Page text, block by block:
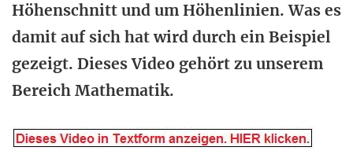
Höhenschnitt und um Höhenlinien. Was es
damit auf sich hat wird durch ein Beispiel
gezeigt. Dieses Video gehört zu unserem
Bereich Mathematik.